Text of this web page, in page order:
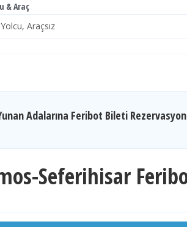
& Araç
Adalarına Feribot Bileti
Seferihisar